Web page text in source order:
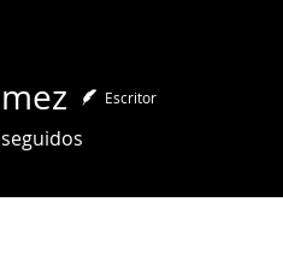
Escritor
seguidos